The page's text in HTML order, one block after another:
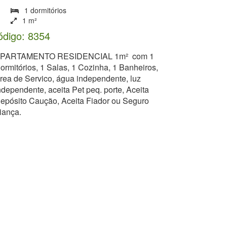
1 dormitórios
1 m²
8354